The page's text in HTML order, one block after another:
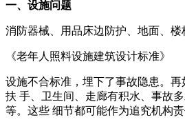
一、设施问题
消防器械、用品床边防护、地面、楼
《老年人照料设施建筑设计标准》
设施不合标准，埋下了事故隐患。
扶 手、卫生间、走廊有积水、事故
等。这些 细节都可能作为追究机构